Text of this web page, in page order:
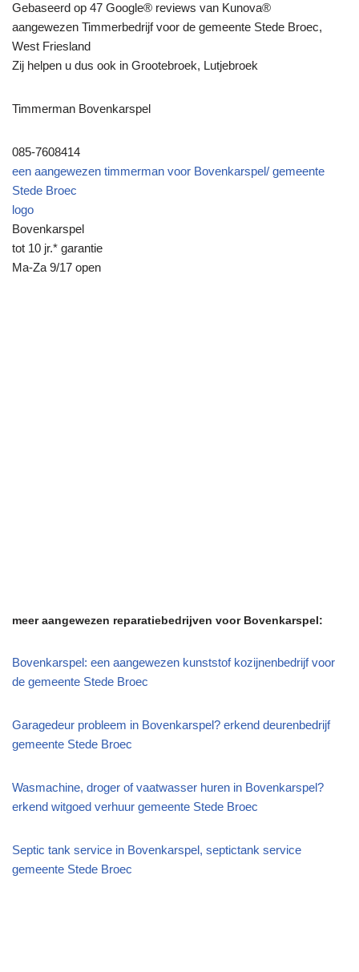
Gebaseerd op 47 Google® reviews van Kunova®
aangewezen Timmerbedrijf voor de gemeente Stede Broec,
West Friesland
Zij helpen u dus ook in Grootebroek, Lutjebroek
Timmerman Bovenkarspel
085-7608414
een aangewezen timmerman voor Bovenkarspel/ gemeente
Stede Broec
logo
Bovenkarspel
tot 10 jr.* garantie
Ma-Za 9/17 open
meer aangewezen reparatiebedrijven voor Bovenkarspel:
Bovenkarspel: een aangewezen kunststof kozijnenbedrijf voor
de gemeente Stede Broec
Garagedeur probleem in Bovenkarspel? erkend deurenbedrijf
gemeente Stede Broec
Wasmachine, droger of vaatwasser huren in Bovenkarspel?
erkend witgoed verhuur gemeente Stede Broec
Septic tank service in Bovenkarspel, septictank service
gemeente Stede Broec